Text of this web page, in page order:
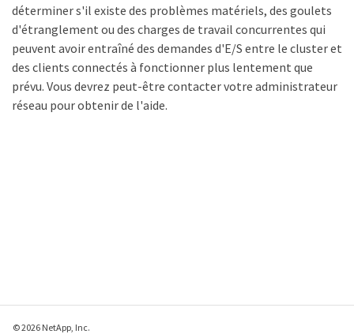
déterminer s'il existe des problèmes matériels, des goulets
d'étranglement ou des charges de travail concurrentes qui
peuvent avoir entraîné des demandes d'E/S entre le cluster et
des clients connectés à fonctionner plus lentement que
prévu. Vous devrez peut-être contacter votre administrateur
réseau pour obtenir de l'aide.
© 2026 NetApp, Inc.